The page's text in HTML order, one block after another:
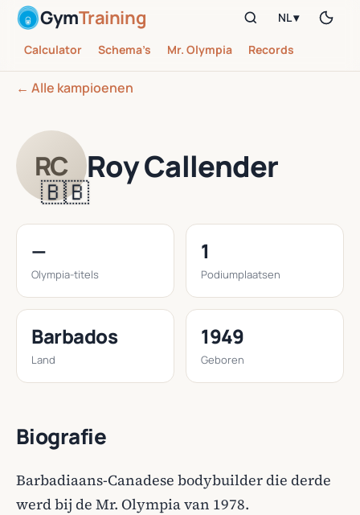
GymTraining
Calculator Schema’s Mr. Olympia Records
NL ▾
← Alle kampioenen
RC
🇧🇧
Roy Callender
—
Olympia-titels
1
Podiumplaatsen
Barbados
Land
1949
Geboren
Biografie
Barbadiaans-Canadese bodybuilder die derde
werd bij de Mr. Olympia van 1978.